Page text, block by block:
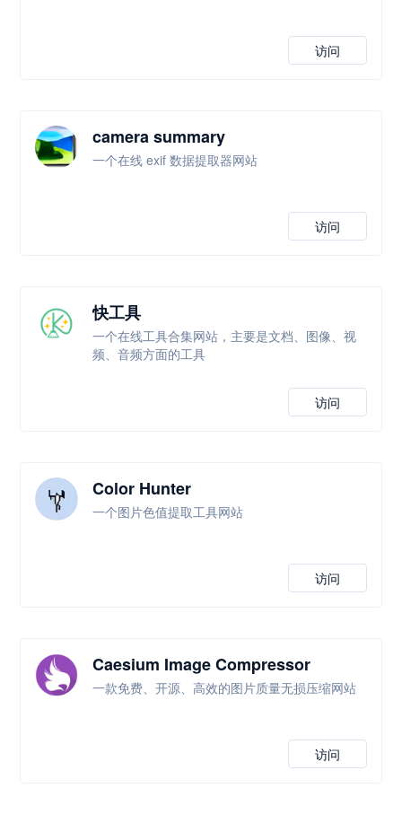
访问
camera summary
一个在线 exif 数据提取器网站
访问
快工具
一个在线工具合集网站，主要是文档、图像、视
频、音频方面的工具
访问
Color Hunter
一个图片色值提取工具网站
访问
Caesium Image Compressor
一款免费、开源、高效的图片质量无损压缩网站
访问